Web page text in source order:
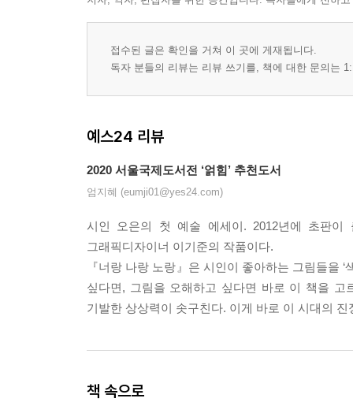
접수된 글은 확인을 거쳐 이 곳에 게재됩니다.
독자 분들의 리뷰는 리뷰 쓰기를, 책에 대한 문의는
예스24 리뷰
2020 서울국제도서전 ‘얽힘’ 추천도서
엄지혜 (eumji01@yes24.com)
시인 오은의 첫 예술 에세이. 2012년에 초판이
그래픽디자이너 이기준의 작품이다.
『너랑 나랑 노랑』은 시인이 좋아하는 그림들을
싶다면, 그림을 오해하고 싶다면 바로 이 책을 고
기발한 상상력이 솟구친다. 이게 바로 이 시대의
책 속으로